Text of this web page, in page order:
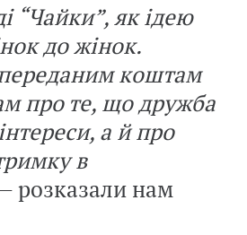
“Чайки”, як ідею
до жінок.
коштам
про те, що дружба
а й про
в
розказали нам